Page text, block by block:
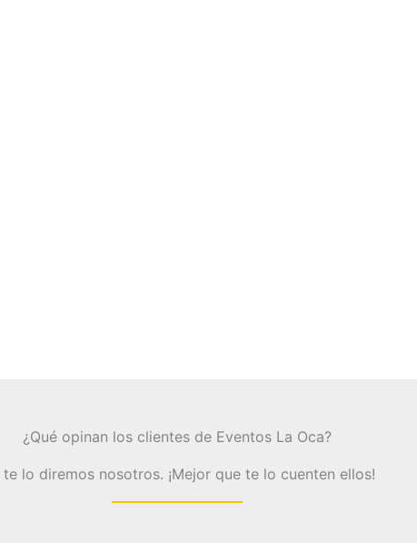
¿Qué opinan los clientes de Eventos La Oca?
te lo diremos nosotros. ¡Mejor que te lo cuenten ellos!